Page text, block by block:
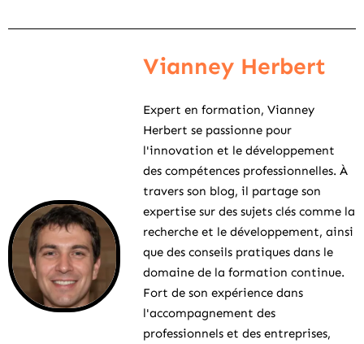
Vianney Herbert
Expert en formation, Vianney
Herbert se passionne pour
l'innovation et le développement
des compétences professionnelles. À
travers son blog, il partage son
expertise sur des sujets clés comme la
recherche et le développement, ainsi
que des conseils pratiques dans le
domaine de la formation continue.
Fort de son expérience dans
l'accompagnement des
professionnels et des entreprises,